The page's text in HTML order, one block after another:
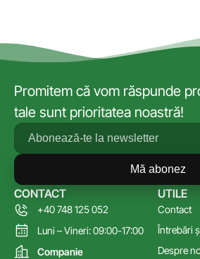
Promitem că vom răspunde
tale sunt prioritatea noastră!
Mă abonez
UTILE
Contact
Întrebări
Despre
CONTACT
+40 748 125 052
Luni – Vineri: 09:00-17:00
Companie